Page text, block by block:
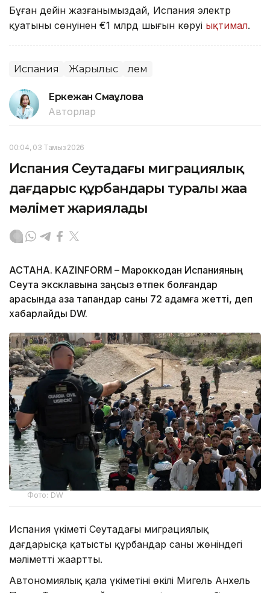
Бұған дейін жазғанымыздай, Испания электр
қуатының сөнуінен €1 млрд шығын көруі ықтимал.
Испания Жарылыс Әлем
Еркежан Смағұлова
Авторлар
00:04, 03 Тамыз 2026
Испания Сеутадағы миграциялық
дағдарыс құрбандары туралы жаңа
мәлімет жариялады
АСТАНА. KAZINFORM – Мароккодан Испанияның
Сеута эксклавына заңсыз өтпек болғандар
арасында қаза тапқандар саны 72 адамға жетті, деп
хабарлайды DW.
Фото: DW
Испания үкіметі Сеутадағы миграциялық
дағдарысқа қатысты құрбандар саны жөніндегі
мәліметті жаңартты.
Автономиялық қала үкіметінің өкілі Мигель Анхель